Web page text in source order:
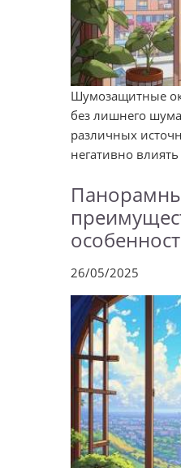
Шумозащитные
без лишнего
различных
негативно
26/05/2025